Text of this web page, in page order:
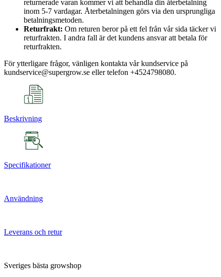
returnerade varan kommer vi att behandla din återbetalning
inom 5-7 vardagar. Återbetalningen görs via den ursprungliga
betalningsmetoden.
Returfrakt: Om returen beror på ett fel från vår sida täcker vi
returfrakten. I andra fall är det kundens ansvar att betala för
returfrakten.
För ytterligare frågor, vänligen kontakta vår kundservice på
kundservice@supergrow.se eller telefon +4524798080.
Beskrivning
Specifikationer
Användning
Leverans och retur
Sveriges bästa growshop